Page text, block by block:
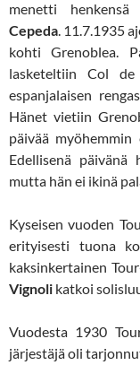
menetti
Cepeda. 11.7.1935
kohti Grenoblea.
lasketeltiin Col
espanjalaisen
Hänet vietiin
päivää myöhemmin
Edellisenä
mutta hän ei ikinä
Kyseisen vuoden
erityisesti tuona
kaksinkertainen
Vignoli katkoi
Vuodesta 1930
järjestäjä oli